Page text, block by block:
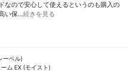
なので安心して使えるというのも購入の
い保…続きを見る
ーベル)
ム EX (モイスト)